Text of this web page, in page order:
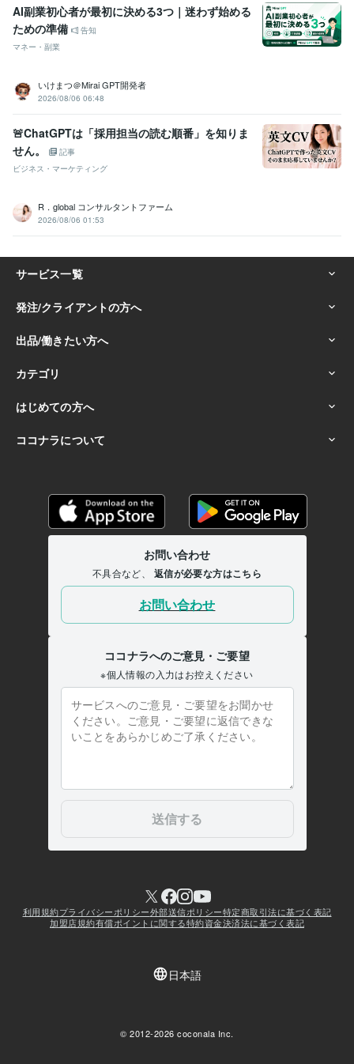
AI副業初心者が最初に決める3つ｜迷わず始める
ための準備
告知
マネー・副業
いけまつ＠Mirai GPT開発者
2026/08/06 06:48
🚨ChatGPTは「採用担当の読む順番」を知りま
せん。
記事
ビジネス・マーケティング
R．global コンサルタントファーム
2026/08/06 01:53